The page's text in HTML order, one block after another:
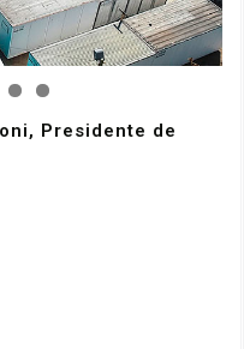
Presidente de